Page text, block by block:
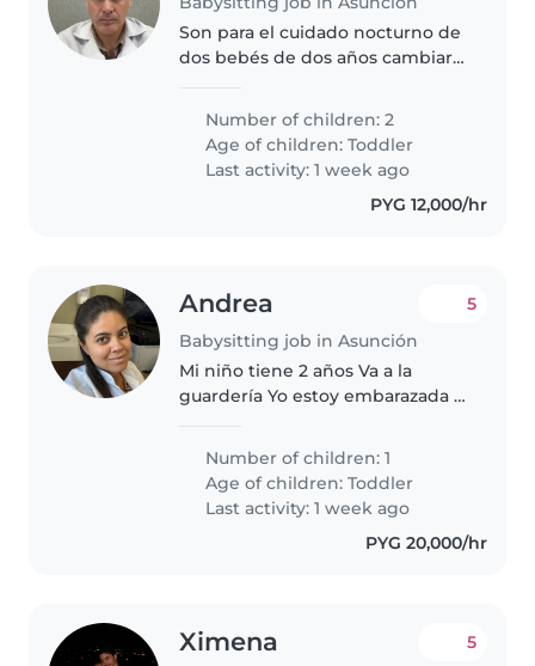
Son para el cuidado nocturno de
dos bebés de dos años cambiar
noche el horario es de 19:00 hs a
Number of children: 2
Age of children:Toddler
Last activity: 1 week ago
PYG 12,000/hr
Andrea
Babysitting job in Asunción
5
Mi niño tiene 2 años Va a la
guardería Yo estoy embarazada y
necesitar más apoyo con el baby
Number of children: 1
Age of children:Toddler
Last activity: 1 week ago
PYG 20,000/hr
Ximena 5